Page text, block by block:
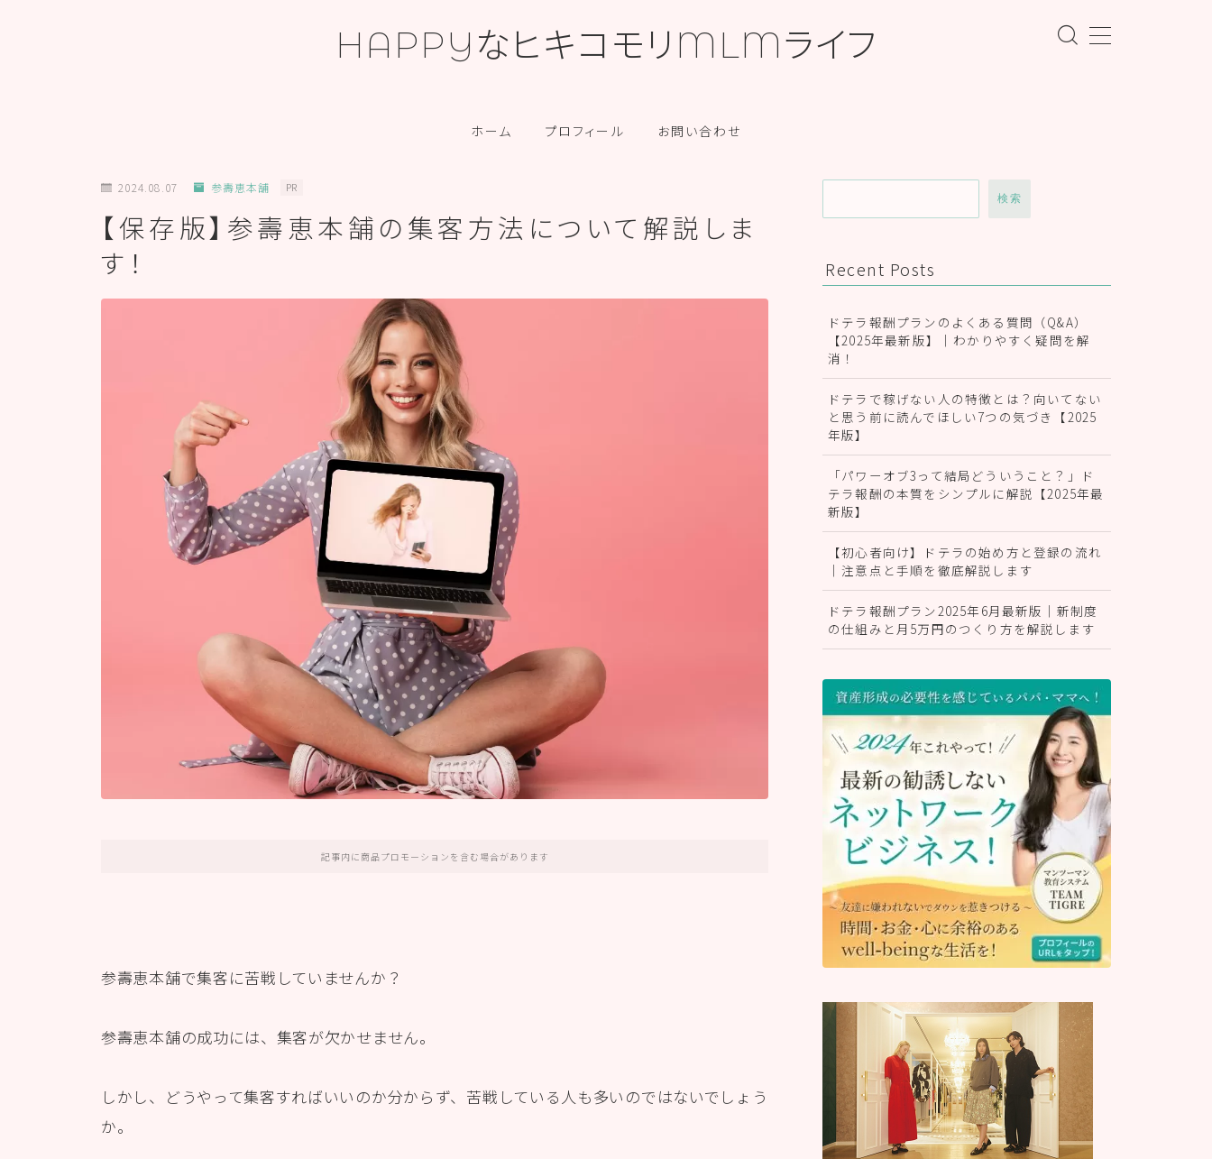
HAPPYなヒキコモリMLMライフ
ホーム プロフィール お問い合わせ
プロフィール
2024.08.07 参壽恵本舗 PR
【保存版】参壽恵本舗の集客方法について解説しま
す！
記事内に商品プロモーションを含む場合があります
参壽恵本舗で集客に苦戦していませんか？
参壽恵本舗の成功には、集客が欠かせません。
しかし、どうやって集客すればいいのか分からず、苦戦している人も多いのではないでしょう
か。
検索
Recent Posts
ドテラ報酬プランのよくある質問（Q&A）
【2025年最新版】｜わかりやすく疑問を解
消！
ドテラで稼げない人の特徴とは？向いてない
と思う前に読んでほしい7つの気づき【2025
年版】
「パワーオブ3って結局どういうこと？」ド
テラ報酬の本質をシンプルに解説【2025年最
新版】
【初心者向け】ドテラの始め方と登録の流れ
｜注意点と手順を徹底解説します
ドテラ報酬プラン2025年6月最新版｜新制度
の仕組みと月5万円のつくり方を解説します